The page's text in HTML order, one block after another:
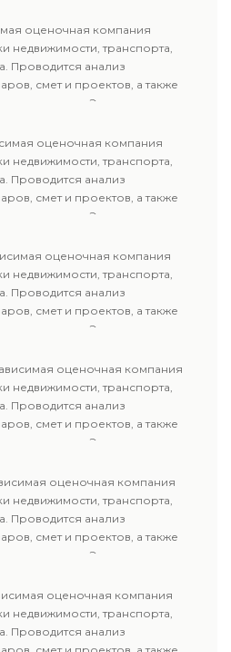
имущества и
соответствуют
и используются для
процессов.
оценочная компания
недвижимости, транспорта,
Проводится анализ
смет и проектов, а также
Эксперты
имущества и
соответствуют
и используются для
процессов.
оценочная компания
недвижимости, транспорта,
Проводится анализ
смет и проектов, а также
Эксперты
имущества и
соответствуют
и используются для
процессов.
оценочная компания
недвижимости, транспорта,
Проводится анализ
смет и проектов, а также
Эксперты
имущества и
соответствуют
и используются для
процессов.
оценочная компания
недвижимости, транспорта,
Проводится анализ
смет и проектов, а также
Эксперты
имущества и
соответствуют
и используются для
процессов.
оценочная компания
недвижимости, транспорта,
Проводится анализ
смет и проектов, а также
Эксперты
имущества и
соответствуют
и используются для
процессов.
оценочная компания
недвижимости, транспорта,
Проводится анализ